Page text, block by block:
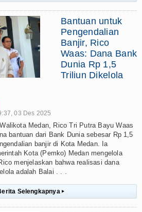
Bantuan untuk
Pengendalian
Banjir, Rico
Waas: Dana Bank
Dunia Rp 1,5
Triliun Dikelola
03 Des 2025
Medan, Rico Tri Putra Bayu Waas
bantuan dari Bank Dunia sebesar Rp 1,5
banjir di Kota Medan. Ia
Kota (Pemko) Medan mengelola
menjelaskan bahwa realisasi dana
adalah Balai . . .
Selengkapnya ▸